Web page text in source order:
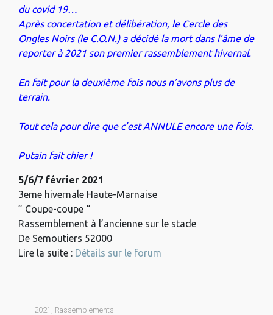
du covid 19…
Après concertation et délibération, le Cercle des
Ongles Noirs (le C.O.N.) a décidé la mort dans l’âme de
reporter à 2021 son premier rassemblement hivernal.
En fait pour la deuxième fois nous n’avons plus de
terrain.
Tout cela pour dire que c’est ANNULE encore une fois.
Putain fait chier !
5/6/7 février 2021
3eme hivernale Haute-Marnaise
” Coupe-coupe “
Rassemblement à l’ancienne sur le stade
De Semoutiers 52000
Lire la suite : Détails sur le forum
2021 , Rassemblements